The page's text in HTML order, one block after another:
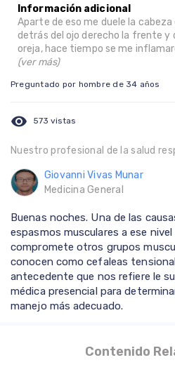
Información adicional
Aparte de eso me duele la
detrás del ojo derecho la frente y
oreja, hace tiempo se me
(ver más)
Preguntado por hombre de 34 años
visibility 573 vistas
Nuestro profesional de la salud
Giovanni Vivas Munar
Medicina General
Buenas noches. Una de las
espasmos musculares a ese
compromete otros grupos
conocen como cefaleas
antecedente que nos refiere le
médica presencial para
manejo más adecuado.
Contenido